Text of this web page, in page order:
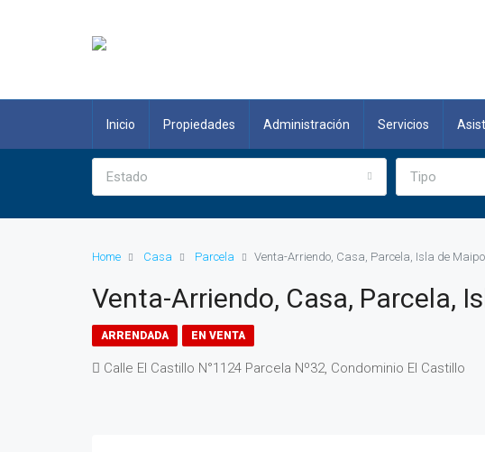
Inicio Propiedades Administración Servicios
Estado Tipo
Home Casa Parcela Venta-Arriendo, Casa, Parcela, Isla de Maipo
Venta-Arriendo, Casa, Parcela,
ARRENDADA EN VENTA
Calle El Castillo N°1124 Parcela Nº32, Condominio El Castillo